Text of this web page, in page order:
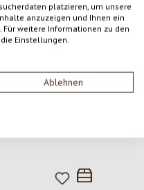
platzieren, um unsere
anzuzeigen und Ihnen ein
Für weitere Informationen zu den
Einstellungen.
Ablehnen